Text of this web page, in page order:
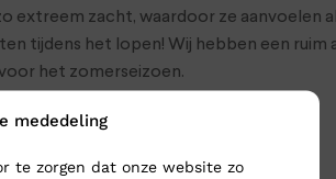
mededeling
te zorgen dat onze website zo
zacht, waardoor ze aanvoelen
tijdens het lopen! Wij hebben een ruim
het zomerseizoen.